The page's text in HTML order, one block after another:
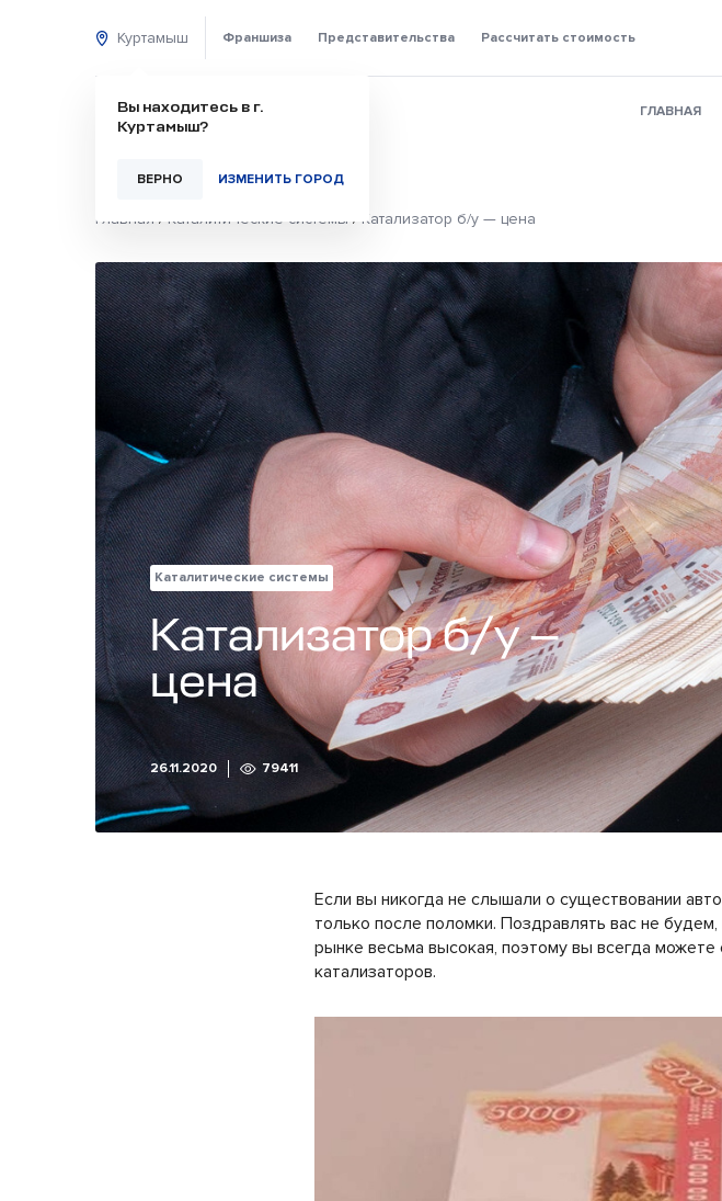
Куртамыш
Вы находитесь в г.
Куртамыш?
ВЕРНО ИЗМЕНИТЬ ГОРОД
Франшиза Представительства Рассчитать стоимость
ГЛАВНАЯ
Главная / Каталитические системы / Катализатор б/у — цена
Каталитические системы
Катализатор б/у —
цена
26.11.2020 79411
Если вы никогда не слышали о существовании
только после поломки. Поздравлять вас не
рынке весьма высокая, поэтому вы всегда
катализаторов.